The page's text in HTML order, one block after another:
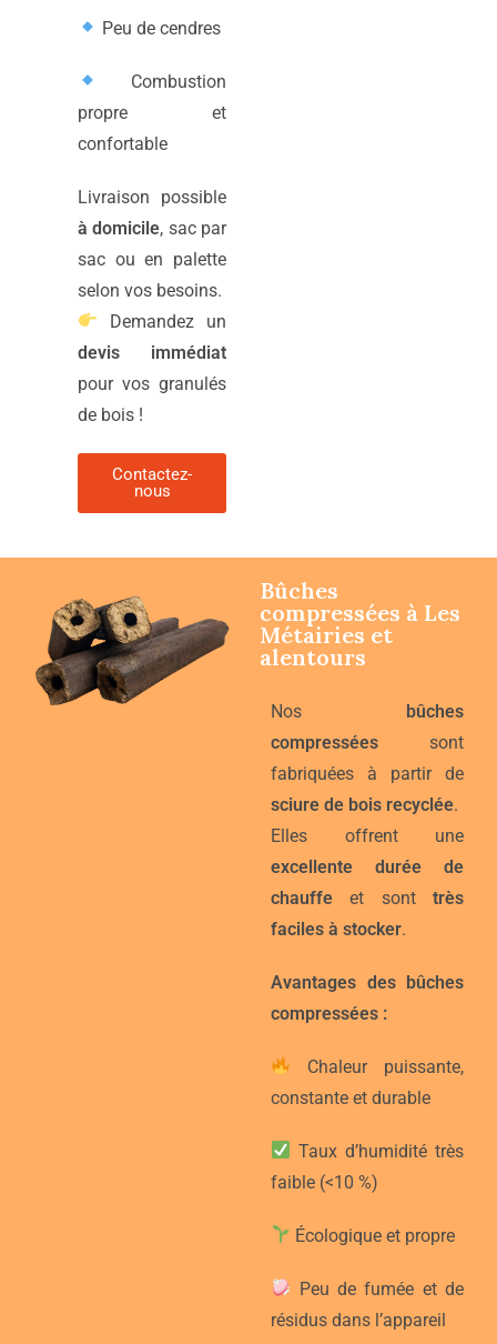
Peu de cendres
Combustion
propre et
confortable
Livraison possible
à domicile, sac par
sac ou en palette
selon vos besoins.
Demandez un
devis immédiat
pour vos granulés
de bois !
Contactez-
nous
Bûches
compressées à Les
Métairies et
alentours
Nos bûches
compressées sont
fabriquées à partir de
sciure de bois recyclée.
Elles offrent une
excellente durée de
chauffe et sont très
faciles à stocker.
Avantages des bûches
compressées :
Chaleur puissante,
constante et durable
Taux d’humidité très
faible (<10 %)
Écologique et propre
Peu de fumée et de
résidus dans l’appareil